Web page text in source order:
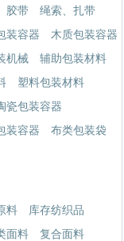
胶带
绳索、扎带
装容器
木质包装容器
机械
辅助包装材料
塑料包装材料
瓷包装容器
装容器
布类包装袋
料
库存纺织品
面料
复合面料